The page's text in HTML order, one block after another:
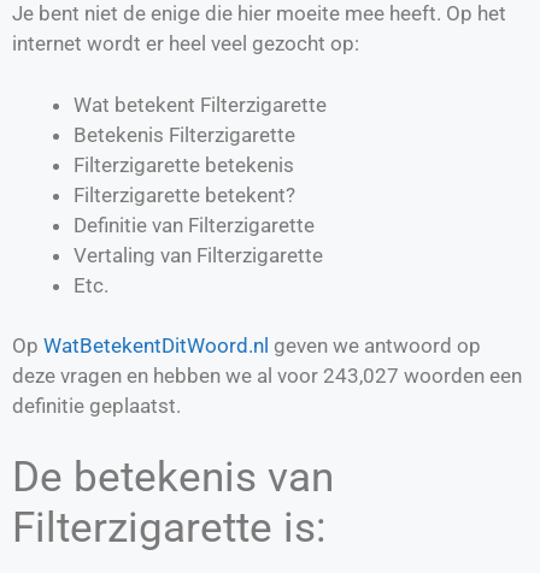
Je bent niet de enige die hier moeite mee heeft. Op het
internet wordt er heel veel gezocht op:
Wat betekent Filterzigarette
Betekenis Filterzigarette
Filterzigarette betekenis
Filterzigarette betekent?
Definitie van Filterzigarette
Vertaling van Filterzigarette
Etc.
Op WatBetekentDitWoord.nl geven we antwoord op
deze vragen en hebben we al voor 243,027 woorden een
definitie geplaatst.
De betekenis van
Filterzigarette is: